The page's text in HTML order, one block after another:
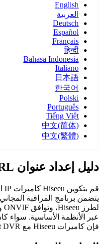
English
العربية
Deutsch
Español
Français
हिन्दी
Bahasa Indonesia
Italiano
日本語
한국어
Polski
Português
Tiếng Việt
中文(简体)
中文(繁體)
دليل إعداد عنوان URL لكاميرا IP Hiseeu
يتضمن برنامج المراقبة
عبر الأنظمة الأساسية. سواء
فإن كاميرات Hiseeu مع Agent DVR توفر مراقبة موثوقة وآمنة.